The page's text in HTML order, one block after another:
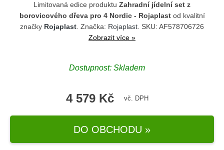
Limitovaná edice produktu Zahradní jídelní set z
borovicového dřeva pro 4 Nordic - Rojaplastod kvalitní
značky Rojaplast . Značka: Rojaplast . SKU: AF578706726
Zobrazit více »
Dostupnost: Skladem
4 579 Kč vč. DPH
DO OBCHODU »